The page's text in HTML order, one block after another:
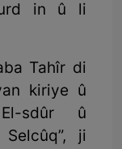
in û li
Tahîr di
kiriye û
sdûr û
ji